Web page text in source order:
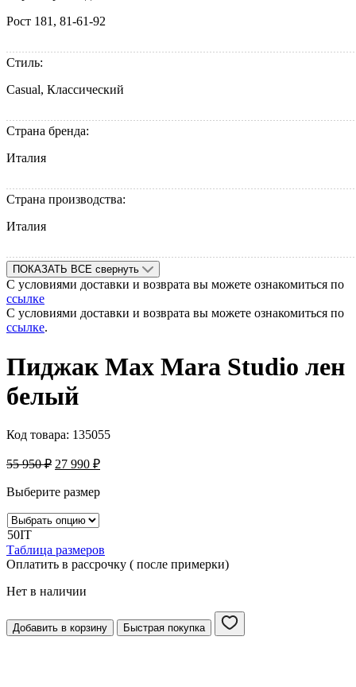
Рост 181, 81-61-92
Стиль:
Casual, Классический
Страна бренда:
Италия
Страна производства:
Италия
ПОКАЗАТЬ ВСЕ свернуть
С условиями доставки и возврата вы можете ознакомиться по
ссылке
С условиями доставки и возврата вы можете ознакомиться по
ссылке.
Пиджак Max Mara Studio лен
белый
Код товара: 135055
55 950₽ 27 990 ₽
Выберите размер
50IT
Таблица размеров
Оплатить в рассрочку ( после примерки)
Нет в наличии
Добавить в корзину Быстрая покупка